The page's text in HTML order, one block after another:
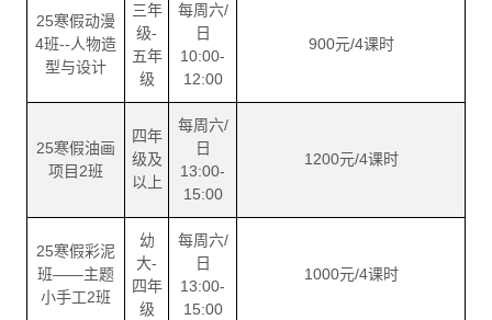
25寒假动漫
4班--人物造
型与设计
三年
级-
五年
级
每周六/
日
10:00-
12:00
900元/4课时
25寒假油画
项目2班
四年
级及
以上
每周六/
日
13:00-
15:00
1200元/4课时
25寒假彩泥
班——主题
小手工2班
幼
大-
四年
级
每周六/
日
13:00-
15:00
1000元/4课时